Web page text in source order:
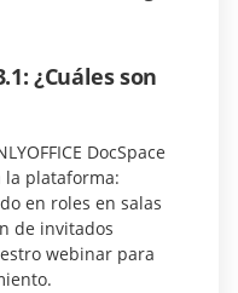
¿Cuáles son
DocSpace
plataforma:
en roles en salas
de invitados
webinar para